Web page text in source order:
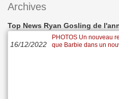
Archives
Top News Ryan Gosling de
16/12/2022
PHOTOS Un nouveau
que Barbie dans un